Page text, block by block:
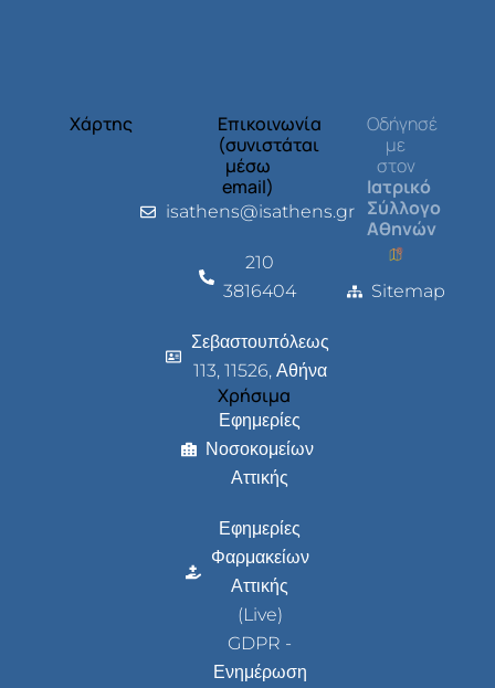
Χάρτης
Επικοινωνία
(συνιστάται
μέσω
email)
isathens@isathens.gr
210
3816404
Σεβαστουπόλεως
113, 11526, Αθήνα
Χρήσιμα
Εφημερίες
Νοσοκομείων
Αττικής
Εφημερίες
Φαρμακείων
Αττικής
(Live)
GDPR -
Ενημέρωση
Οδήγησέ
με
στον
Ιατρικό
Σύλλογο
Αθηνών
Sitemap